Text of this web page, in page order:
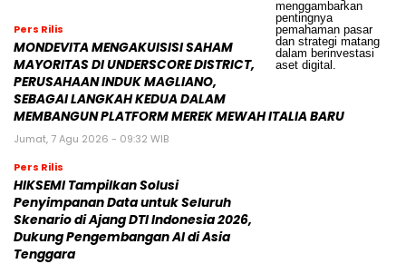
Pers Rilis
MONDEVITA MENGAKUISISI SAHAM
MAYORITAS DI UNDERSCORE DISTRICT,
PERUSAHAAN INDUK MAGLIANO,
SEBAGAI LANGKAH KEDUA DALAM
MEMBANGUN PLATFORM MEREK MEWAH ITALIA BARU
Jumat, 7 Agu 2026 - 09:32 WIB
Pers Rilis
HIKSEMI Tampilkan Solusi
Penyimpanan Data untuk Seluruh
Skenario di Ajang DTI Indonesia 2026,
Dukung Pengembangan AI di Asia
Tenggara